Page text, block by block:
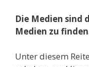
Die Medien sind
Medien zu
Unter diesem